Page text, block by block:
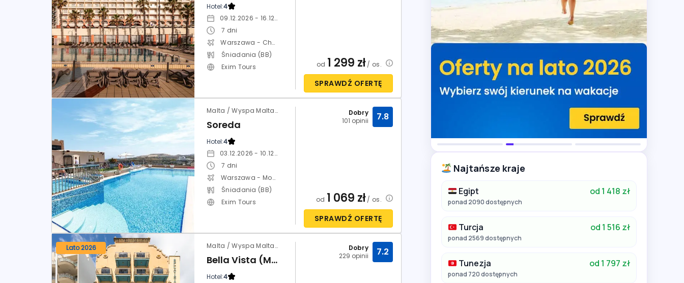
Hotel:4
09.12.2026 - 16.12.2026
7 dni
Warszawa - Chopin
Śniadania (BB)
Exim Tours
od 1 299 zł/ os.
SPRAWDŹ OFERTĘ
Malta / Wyspa Malta / St. Paul's Bay
Soreda
Hotel:4
03.12.2026 - 10.12.2026
7 dni
Warszawa - Modlin
Śniadania (BB)
Exim Tours
Dobry
101 opinii
7.8
od 1 069 zł/ os.
SPRAWDŹ OFERTĘ
Lato 2026 Malta / Wyspa Malta / Bugibba
Bella Vista (Malta)
Hotel:4
Dobry
229 opinii
7.2
Najtańsze kraje
Egipt od 1 418 zł
ponad 2090 dostępnych
Turcja od 1 516 zł
ponad 2569 dostępnych
Tunezja od 1 797 zł
ponad 720 dostępnych